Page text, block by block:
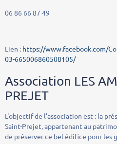
06 86 66 87 49
Lien : https://www.facebook.com/
03-665006860508105/
Association LES
PREJET
L'objectif de l'association est : la
Saint-Prejet, appartenant au
de préserver ce bel édifice pour les